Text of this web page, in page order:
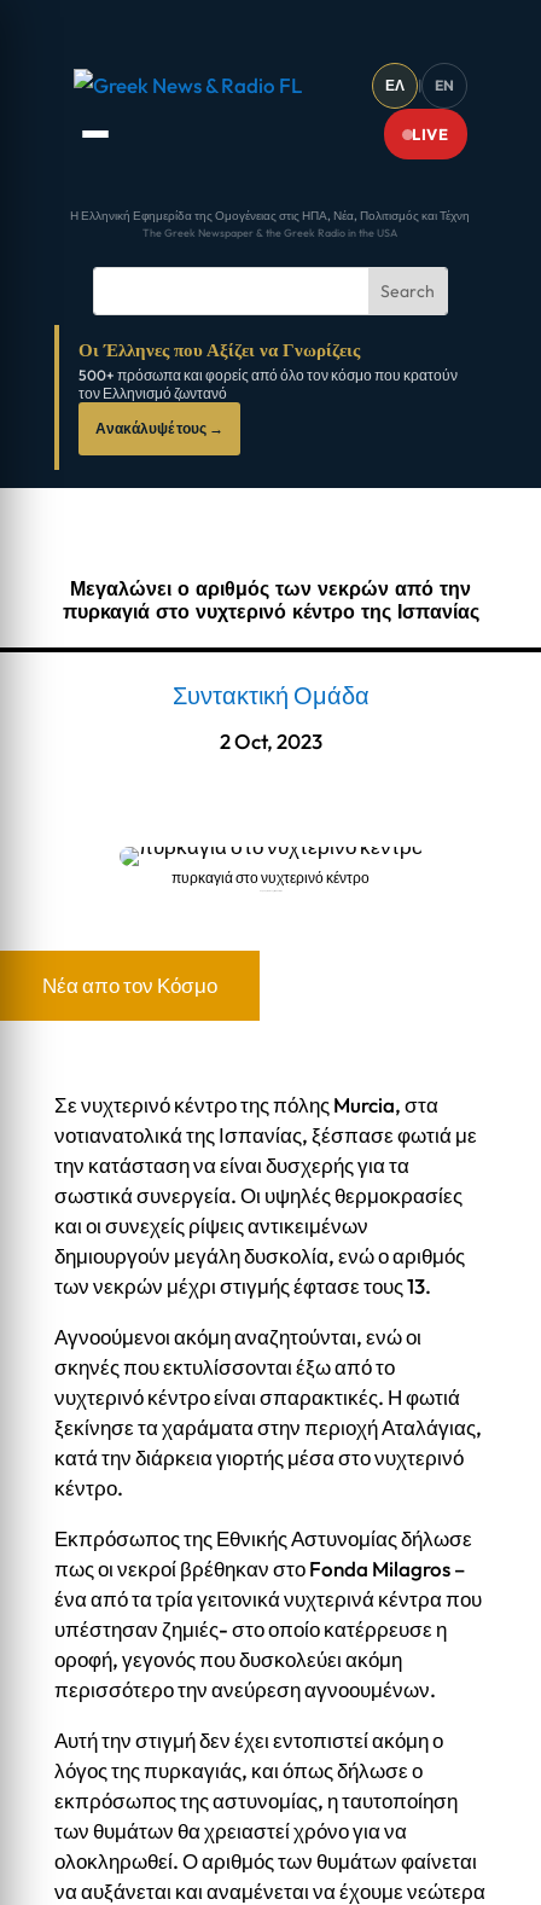
ΕΛ | EN
LIVE
Η Ελληνική Εφημερίδα της Ομογένειας στις ΗΠΑ, Νέα, Πολιτισμός και Τέχνη
The Greek Newspaper & the Greek Radio in the USA
Οι Έλληνες που Αξίζει να Γνωρίζεις
500+ πρόσωπα και φορείς από όλο τον κόσμο που κρατούν
τον Ελληνισμό ζωντανό
Ανακάλυψέ τους →
Μεγαλώνει ο αριθμός των νεκρών από την
πυρκαγιά στο νυχτερινό κέντρο της Ισπανίας
Συντακτική Ομάδα
2 Oct, 2023
πυρκαγιά στο νυχτερινό κέντρο
Νέα απο τον Κόσμο
Σε νυχτερινό κέντρο της πόλης Murcia, στα
νοτιανατολικά της Ισπανίας, ξέσπασε φωτιά με
την κατάσταση να είναι δυσχερής για τα
σωστικά συνεργεία. Οι υψηλές θερμοκρασίες
και οι συνεχείς ρίψεις αντικειμένων
δημιουργούν μεγάλη δυσκολία, ενώ ο αριθμός
των νεκρών μέχρι στιγμής έφτασε τους 13.
Αγνοούμενοι ακόμη αναζητούνται, ενώ οι
σκηνές που εκτυλίσσονται έξω από το
νυχτερινό κέντρο είναι σπαρακτικές. Η φωτιά
ξεκίνησε τα χαράματα στην περιοχή Αταλάγιας,
κατά την διάρκεια γιορτής μέσα στο νυχτερινό
κέντρο.
Εκπρόσωπος της Εθνικής Αστυνομίας δήλωσε
πως οι νεκροί βρέθηκαν στο Fonda Milagros –
ένα από τα τρία γειτονικά νυχτερινά κέντρα που
υπέστησαν ζημιές- στο οποίο κατέρρευσε η
οροφή, γεγονός που δυσκολεύει ακόμη
περισσότερο την ανεύρεση αγνοουμένων.
Αυτή την στιγμή δεν έχει εντοπιστεί ακόμη ο
λόγος της πυρκαγιάς, και όπως δήλωσε ο
εκπρόσωπος της αστυνομίας, η ταυτοποίηση
των θυμάτων θα χρειαστεί χρόνο για να
ολοκληρωθεί. Ο αριθμός των θυμάτων φαίνεται
να αυξάνεται και αναμένεται να έχουμε νεώτερα